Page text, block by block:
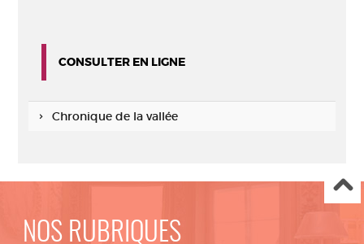
CONSULTER EN LIGNE
Chronique de la vallée
NOS RUBRIQUES